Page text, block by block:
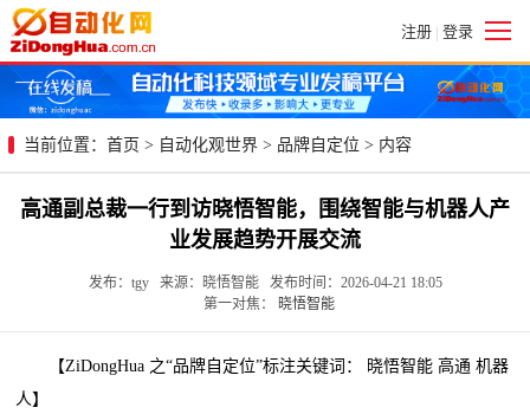
注册 | 登录
当前位置： 首页 > 自动化观世界 > 品牌自定位 > 内容
高通副总裁一行到访晓悟智能，围绕智能与机器人产
业发展趋势开展交流
发布：tgy 来源：晓悟智能 发布时间：2026-04-21 18:05
第一对焦：
晓悟智能
【ZiDongHua 之“品牌自定位”标注关键词： 晓悟智能 高通 机器
人】